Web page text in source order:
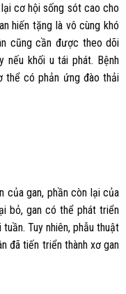
cơ hội sống sót cao cho
hiến tặng là vô cùng khó
cũng cần được theo dõi
khối u tái phát. Bệnh
thể có phản ứng đào thải
gan, phần còn lại của
bỏ, gan có thể phát triển
Tuy nhiên, phẫu thuật
đã tiến triển thành xơ gan